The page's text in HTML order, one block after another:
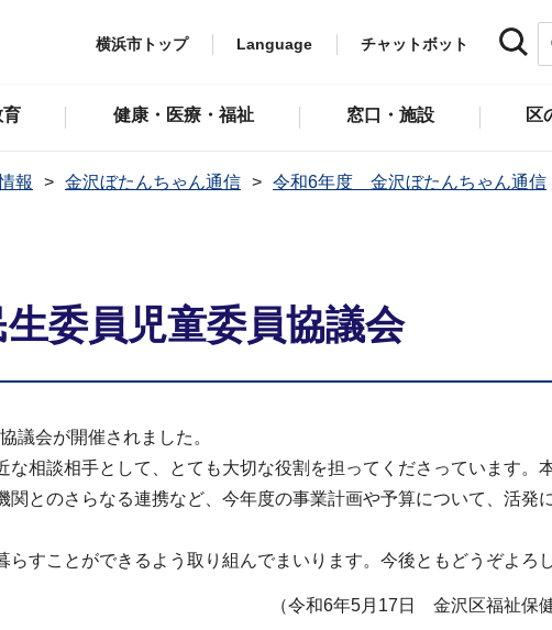
横浜市トップ Language チャットボット
育 健康・医療・福祉 窓口・施設 区
報 金沢ぼたんちゃん通信
令和6年度 金沢ぼたんちゃん通信
委員児童委員協議会
議会が開催されました。
相談相手として、とても大切な役割を担ってくださっています。
とのさらなる連携など、今年度の事業計画や予算について、活発
すことができるよう取り組んでまいります。今後ともどうぞよろ
（令和6年5月17日 金沢区福祉保